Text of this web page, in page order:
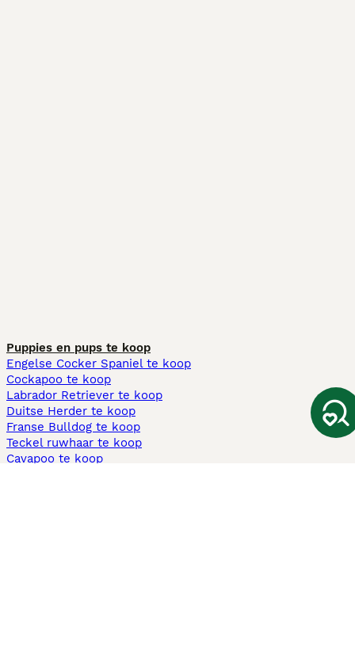
Puppies en pups te koop
Engelse Cocker Spaniel te koop
Cockapoo te koop
Labrador Retriever te koop
Duitse Herder te koop
Franse Bulldog te koop
Teckel ruwhaar te koop
Cavapoo te koop